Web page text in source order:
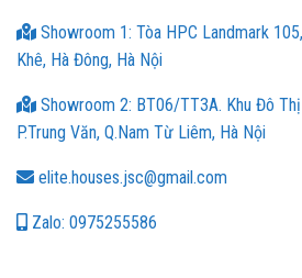
Showroom 1: Tòa HPC Landmark
Khê, Hà Đông, Hà Nội
Showroom 2: BT06/TT3A. Khu Đô
P.Trung Văn, Q.Nam Từ Liêm, Hà Nội
elite.houses.jsc@gmail.com
Zalo: 0975255586